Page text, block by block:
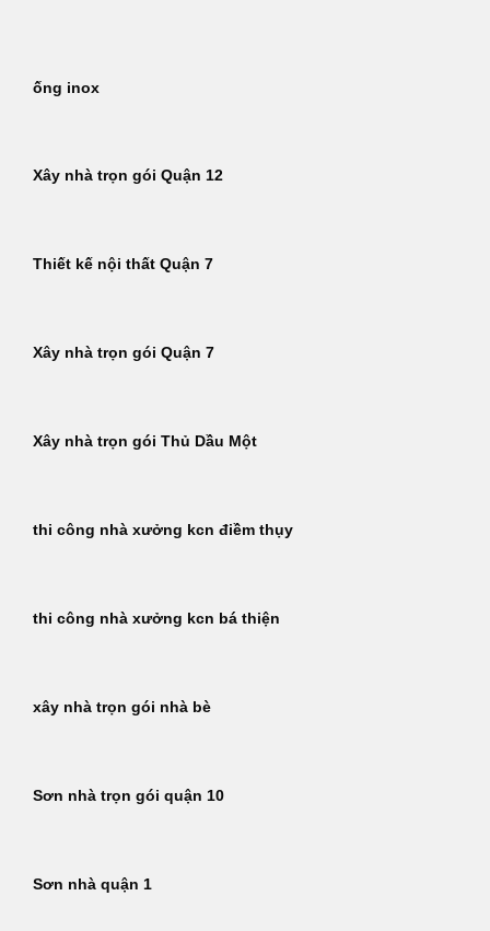
dungống inox
Xây nhà trọn gói Quận 12
Thiết kế nội thất Quận 7
Xây nhà trọn gói Quận 7
Xây nhà trọn gói Thủ Dầu Một
thi công nhà xưởng kcn điềm thụy
thi công nhà xưởng kcn bá thiện
xây nhà trọn gói nhà bè
Sơn nhà trọn gói quận 10
Sơn nhà quận 1